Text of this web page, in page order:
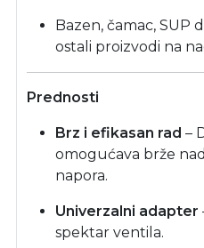
Bazen, čamac, SUP
ostali proizvodi na
Prednosti
Brz i efikasan rad –
omogućava brže
napora.
Univerzalni adapter
spektar ventila.